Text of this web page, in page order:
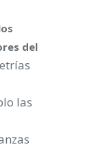
del
las